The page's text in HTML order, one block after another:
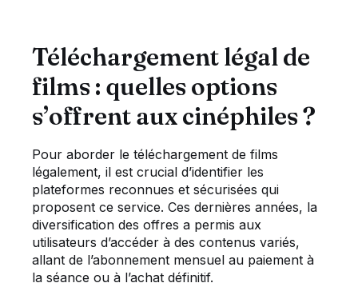
Téléchargement légal de
films : quelles options
s’offrent aux cinéphiles ?
Pour aborder le téléchargement de films
légalement, il est crucial d’identifier les
plateformes reconnues et sécurisées qui
proposent ce service. Ces dernières années, la
diversification des offres a permis aux
utilisateurs d’accéder à des contenus variés,
allant de l’abonnement mensuel au paiement à
la séance ou à l’achat définitif.